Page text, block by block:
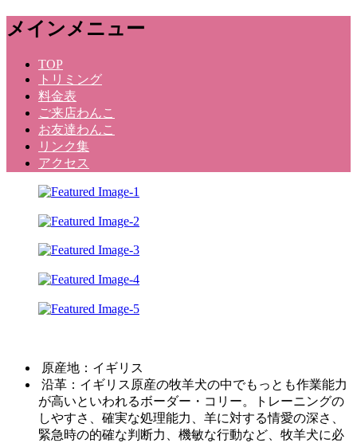
メ
ニ
メインメニュー
TOP
トリミング
料金表
ご来店わんこ
お友達わんこ
リンク集
アクセス
原産地：イギリス
沿革：イギリス原産の牧羊犬の中でもっとも作業能力
が高いといわれるボーダー・コリー。トレーニングの
しやすさ、確実な処理能力、羊に対する情愛の深さ、
緊急時の的確な判断力、機敏な行動など、牧羊犬に必